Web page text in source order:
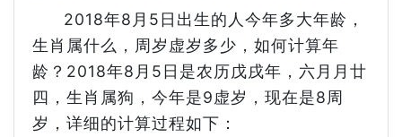
2018年8月5日出生的人今年多大年龄，
生肖属什么，周岁虚岁多少，如何计算年
龄？2018年8月5日是农历戊戌年，六月月廿
四，生肖属狗，今年是9虚岁，现在是8周
岁，详细的计算过程如下：